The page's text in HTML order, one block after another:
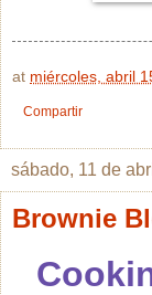
at miércoles, abril
Compartir
sábado, 11 de
Brownie